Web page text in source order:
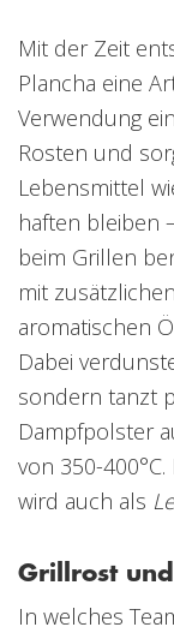
Mit der Zeit
Plancha eine
Verwendung
Rosten und
Lebensmittel
haften bleiben
beim Grillen
mit
aromatischen
Dabei
sondern tanzt
Dampfpolster
von 350-
wird auch als
Grillrost
In welches